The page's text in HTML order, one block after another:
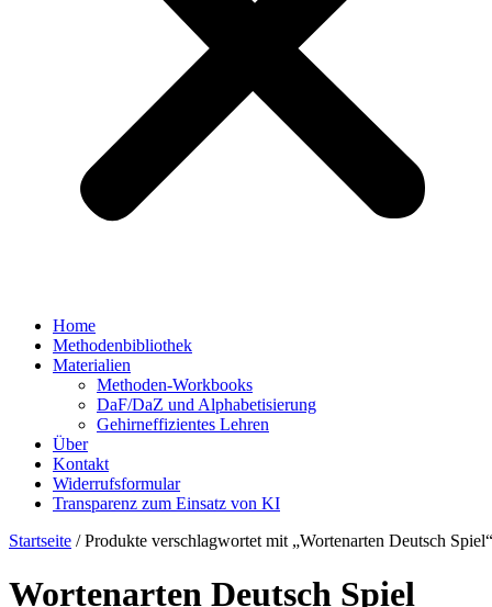
Home
Methodenbibliothek
Materialien
Methoden-Workbooks
DaF/DaZ und Alphabetisierung
Gehirneffizientes Lehren
Über
Kontakt
Widerrufsformular
Transparenz zum Einsatz von KI
Startseite / Produkte verschlagwortet mit „Wortenarten Deutsch Spiel“
Wortenarten Deutsch Spiel